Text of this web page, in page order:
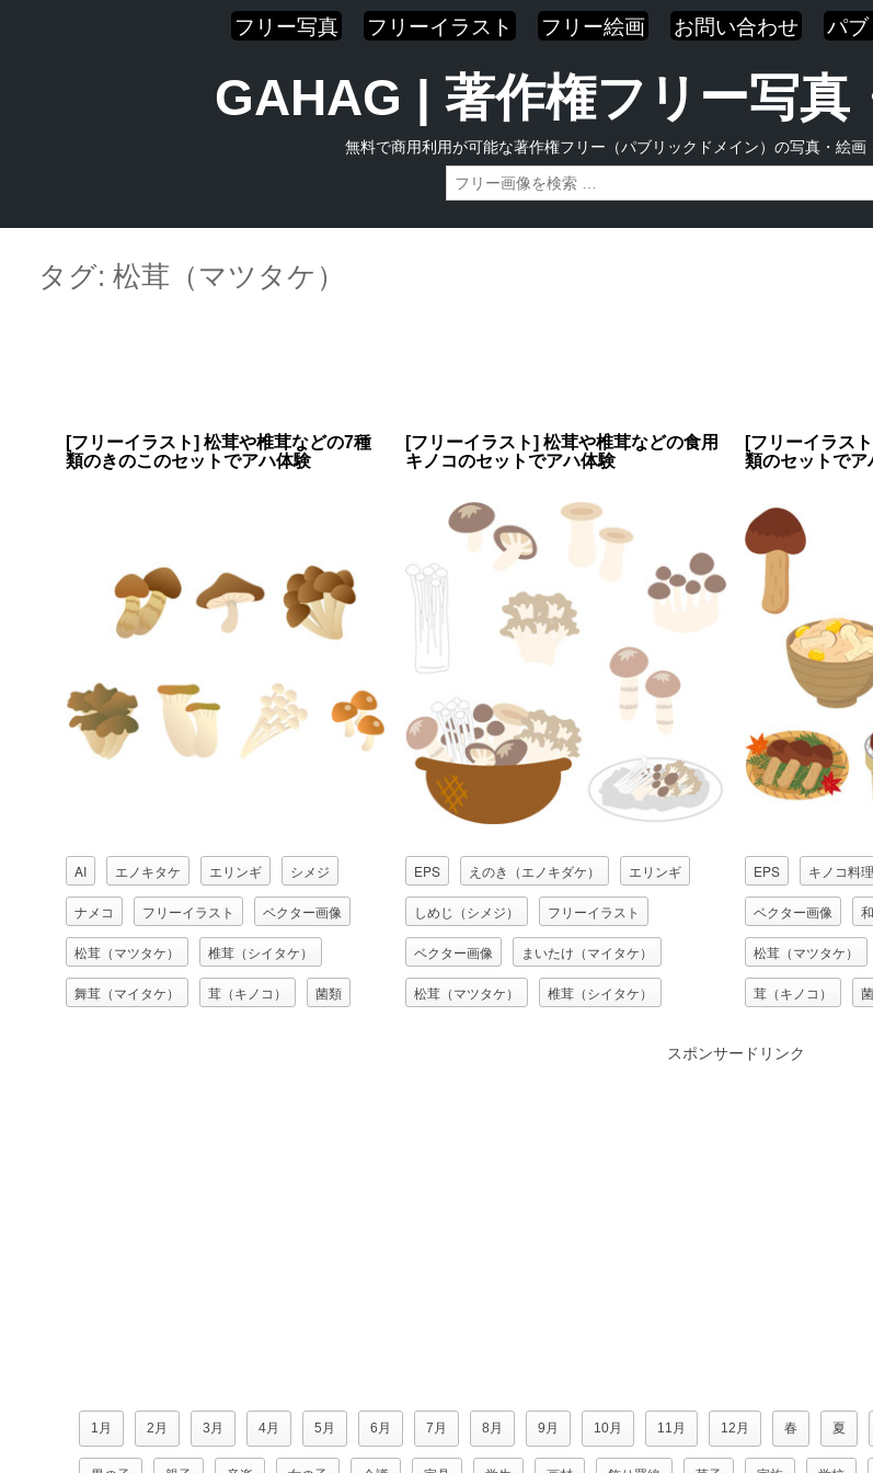
フリー写真 フリーイラスト フリー絵画 お問い合わせ パ
GAHAG | 著作権フリー写真
無料で商用利用が可能な著作権フリー（パブリックドメイン）の写真・絵画
contentタグ: 松茸（マツタケ）
[フリーイラスト] 松茸や椎茸などの7種
類のきのこのセットでアハ体験
AI エノキタケ エリンギ シメジ
ナメコ フリーイラスト ベクター画像
松茸（マツタケ） 椎茸（シイタケ）
舞茸（マイタケ） 茸（キノコ） 菌類
[フリーイラスト] 松茸や椎茸などの食用
キノコのセットでアハ体験
EPS えのき（エノキダケ） エリンギ
しめじ（シメジ） フリーイラスト
ベクター画像 まいたけ（マイタケ）
松茸（マツタケ） 椎茸（シイタケ）
[フリーイラス
類のセットでア
EPS キノコ料理
ベクター画像
松茸（マツタケ）
茸（キノコ）
スポンサードリンク
1月 2月 3月 4月 5月 6月 7月 8月 9月 10月 11月 12月 春 夏